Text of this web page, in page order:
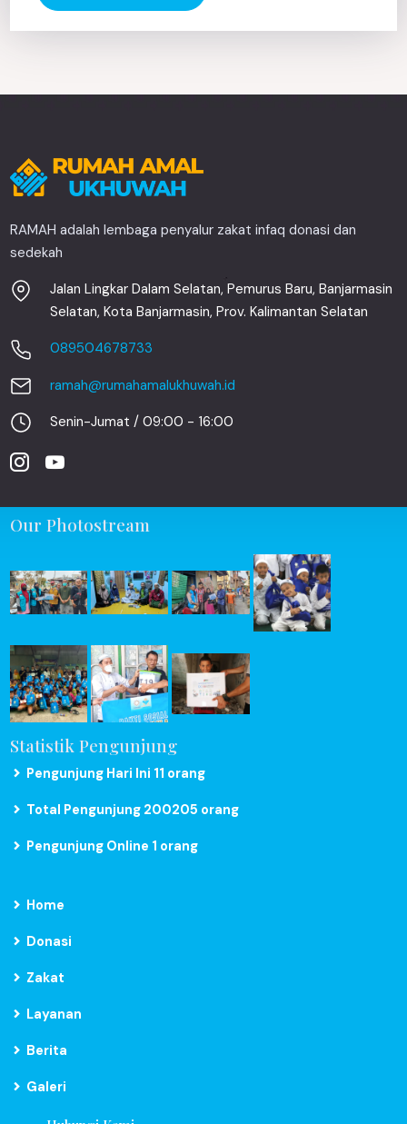
RAMAH adalah lembaga penyalur zakat infaq donasi dan
sedekah
Jalan Lingkar Dalam Selatan, Pemurus Baru, Banjarmasin
Selatan, Kota Banjarmasin, Prov. Kalimantan Selatan
089504678733
ramah@rumahamalukhuwah.id
Senin-Jumat / 09:00 - 16:00
Our Photostream
Statistik Pengunjung
Pengunjung Hari Ini 11 orang
Total Pengunjung 200205 orang
Pengunjung Online 1 orang
Home
Donasi
Zakat
Layanan
Berita
Galeri